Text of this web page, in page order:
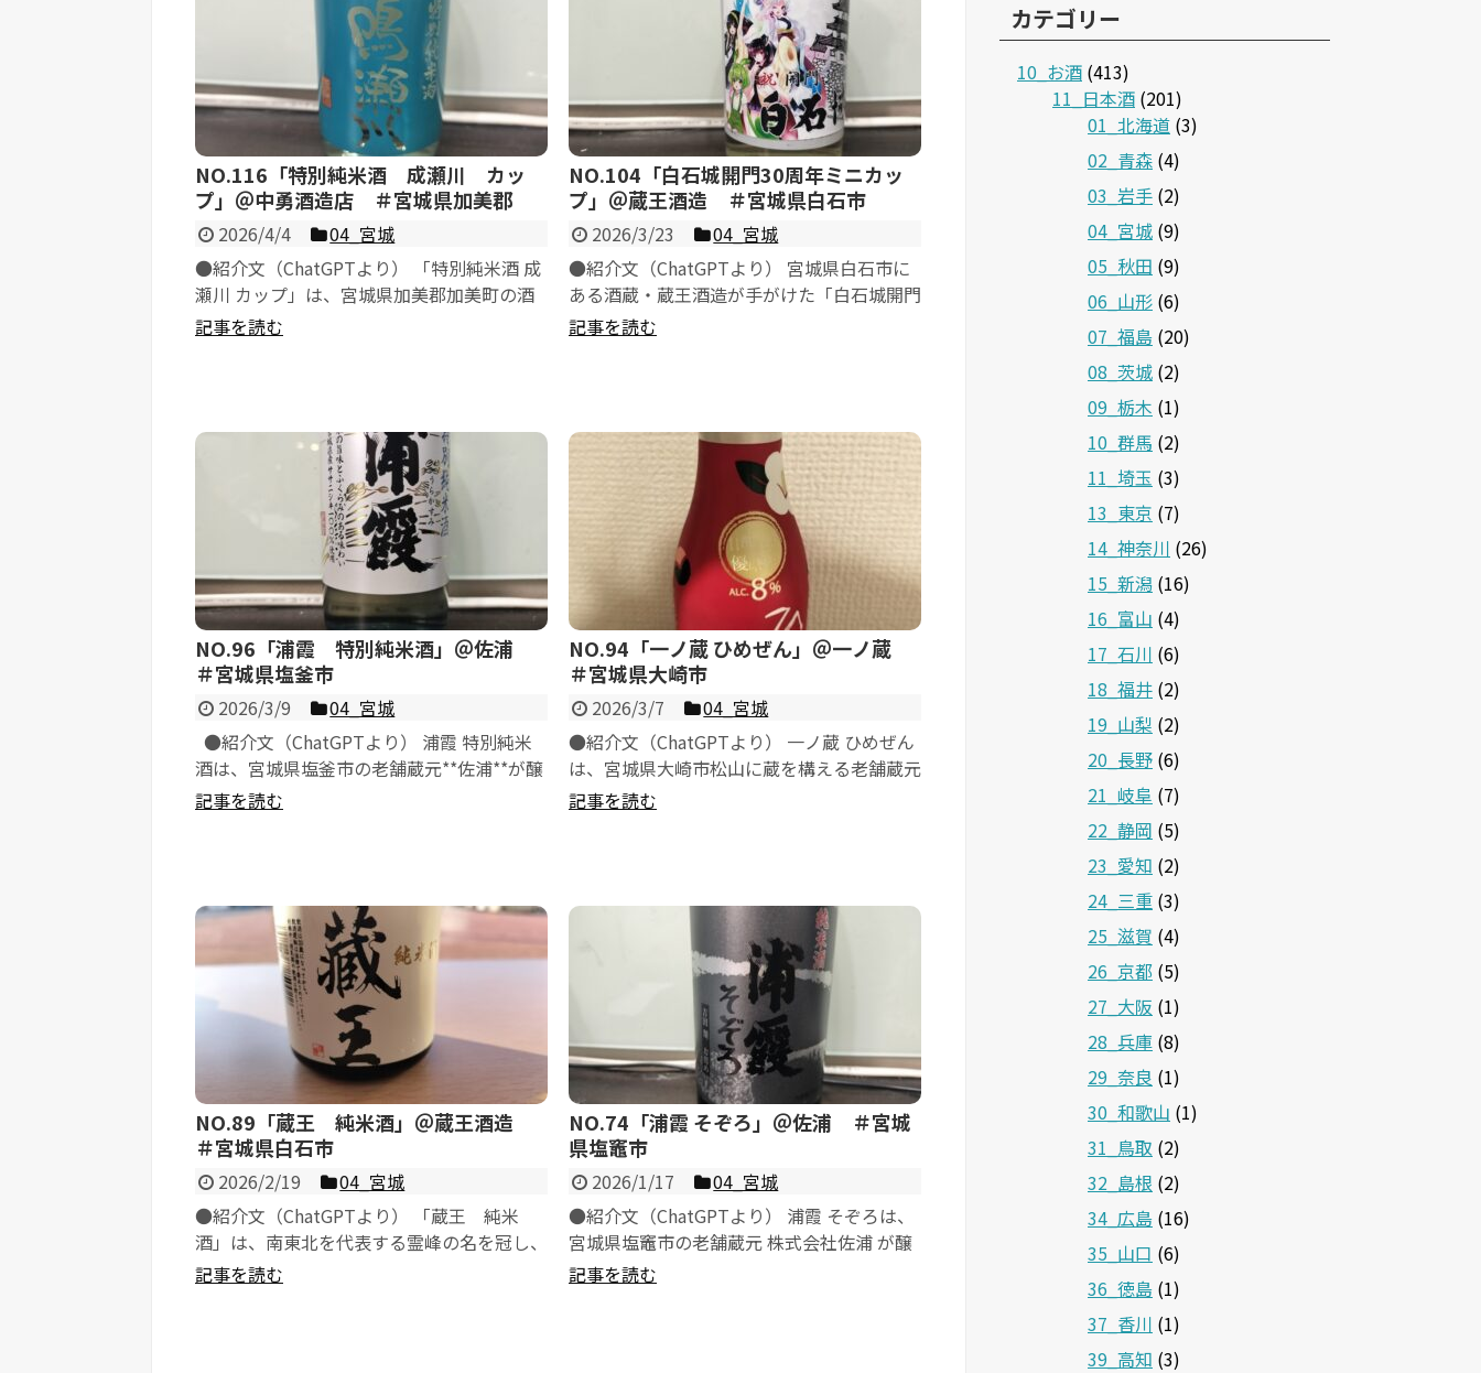
NO.116「特別純米酒 成瀬川 カッ
プ」＠中勇酒造店 ＃宮城県加美郡
2026/4/4
04_宮城
●紹介文（ChatGPTより） 「特別純米酒 成
瀬川 カップ」は、宮城県加美郡加美町の酒
蔵 中勇酒造店 が醸す、地...
記事を読む
NO.104「白石城開門30周年ミニカッ
プ」＠蔵王酒造 ＃宮城県白石市
2026/3/23
04_宮城
●紹介文（ChatGPTより） 宮城県白石市に
ある酒蔵・蔵王酒造が手がけた「白石城開門
30周年ミニカップ」は、地域の歴史...
記事を読む
NO.96「浦霞 特別純米酒」＠佐浦
＃宮城県塩釜市
2026/3/9
04_宮城
●紹介文（ChatGPTより） 浦霞 特別純米
酒は、宮城県塩釜市の老舗蔵元**佐浦**が醸
す代表的な定番酒である。享保...
記事を読む
NO.94「一ノ蔵 ひめぜん」＠一ノ蔵
＃宮城県大崎市
2026/3/7
04_宮城
●紹介文（ChatGPTより） 一ノ蔵 ひめぜん
は、宮城県大崎市松山に蔵を構える老舗蔵元
**一...
記事を読む
NO.89「蔵王 純米酒」＠蔵王酒造
＃宮城県白石市
2026/2/19
04_宮城
●紹介文（ChatGPTより） 「蔵王 純米
酒」は、南東北を代表する霊峰の名を冠し、
土地の自然環境と蔵の伝統技術を重ね...
記事を読む
NO.74「浦霞 そぞろ」＠佐浦 ＃宮城
県塩竈市
2026/1/17
04_宮城
●紹介文（ChatGPTより） 浦霞 そぞろは、
宮城県塩竈市の老舗蔵元 株式会社佐浦 が醸
す、やわらかく品のある...
記事を読む
カテゴリー
10_お酒 (413)
11_日本酒 (201)
01_北海道 (3)
02_青森 (4)
03_岩手 (2)
04_宮城 (9)
05_秋田 (9)
06_山形 (6)
07_福島 (20)
08_茨城 (2)
09_栃木 (1)
10_群馬 (2)
11_埼玉 (3)
13_東京 (7)
14_神奈川 (26)
15_新潟 (16)
16_富山 (4)
17_石川 (6)
18_福井 (2)
19_山梨 (2)
20_長野 (6)
21_岐阜 (7)
22_静岡 (5)
23_愛知 (2)
24_三重 (3)
25_滋賀 (4)
26_京都 (5)
27_大阪 (1)
28_兵庫 (8)
29_奈良 (1)
30_和歌山 (1)
31_鳥取 (2)
32_島根 (2)
34_広島 (16)
35_山口 (6)
36_徳島 (1)
37_香川 (1)
39_高知 (3)